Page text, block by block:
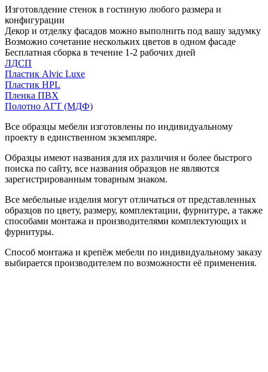
Изготовлдение стенок в гостиную любого размера и
конфигурации
Декор и отделку фасадов можно выполнить под вашу задумку
Возможно сочетание нескольких цветов в одном фасаде
Бесплатная сборка в течение 1-2 рабочих дней
ЛДСП
Пластик Alvic Luxe
Пластик HPL
Пленка ПВХ
Полотно АГТ (МДФ)
Все образцы мебели изготовлены по индивидуальному
проекту в единственном экземпляре.
Образцы имеют названия для их различия и более быстрого
поиска по сайту, все названия образцов не являются
зарегистрированным товарным знаком.
Все мебельные изделия могут отличаться от представленных
образцов по цвету, размеру, комплектации, фурнитуре, а также
способами монтажа и производителями комплектующих и
фурнитуры.
Способ монтажа и крепёж мебели по индивидуальному заказу
выбирается производителем по возможности её применения.